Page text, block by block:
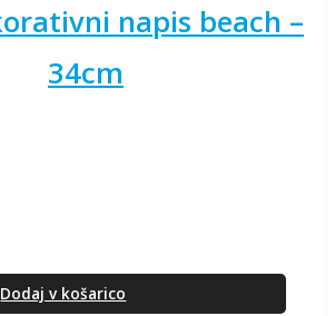
34cm
Dodaj v košarico